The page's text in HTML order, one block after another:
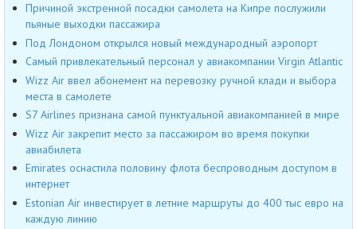
Причиной экстренной посадки самолета на Кипре послужили
пьяные выходки пассажира
Под Лондоном открылся новый международный аэропорт
Самый привлекательный персонал у авиакомпании Virgin Atlantic
Wizz Air ввел абонемент на перевозку ручной клади и выбора
места в самолете
S7 Airlines признана самой пунктуальной авиакомпанией в мире
Wizz Air закрепит место за пассажиром во время покупки
авиабилета
Emirates оснастила половину флота беспроводным доступом в
интернет
Estonian Air инвестирует в летние маршруты до 400 тыс евро на
каждую линию